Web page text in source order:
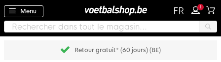
Menu FR 1
Retour gratuit* (60 jours) (BE)